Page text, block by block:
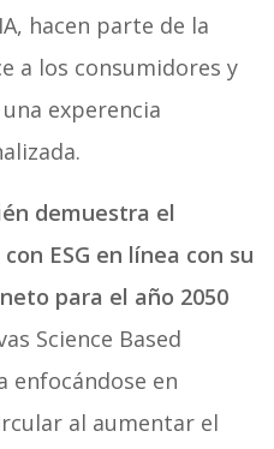
hacen parte de la
a los consumidores y
experencia
demuestra el
ESG en línea con su
para el año 2050
Science Based
enfocándose en
al aumentar el